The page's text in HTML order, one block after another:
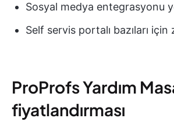
Sosyal medya entegrasyonu
Self servis portalı bazıları
ProProfs Yardım
fiyatlandırması